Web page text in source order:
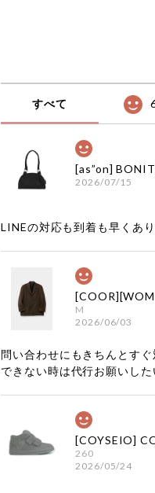
すべて
2026/07/15
LINEの対応も到着も早くあ
M
2026/06/03
問い合わせにもきちんとす
できない時は代行お願いし
260
2026/05/24